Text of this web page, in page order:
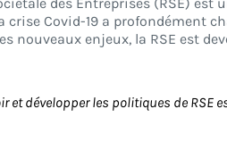
des Entreprises (RSE)
crise Covid-19 a profondément
nouveaux enjeux, la RSE est
et développer les politiques de RSE